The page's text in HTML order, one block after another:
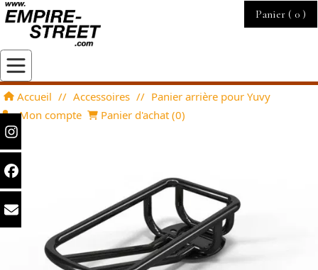
Panier ( 0)
Accueil // Accessoires // Panier arrière pour Yuvy
Mon compte
Panier d'achat (0)